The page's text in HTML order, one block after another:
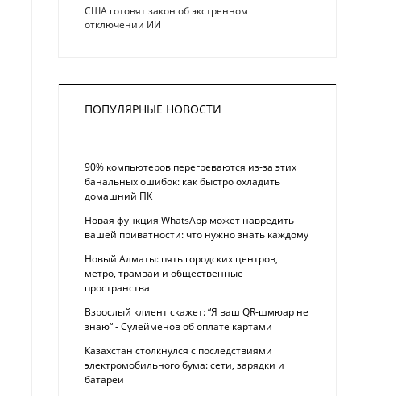
США готовят закон об экстренном
отключении ИИ
ПОПУЛЯРНЫЕ НОВОСТИ
90% компьютеров перегреваются из-за этих
банальных ошибок: как быстро охладить
домашний ПК
Новая функция WhatsApp может навредить
вашей приватности: что нужно знать каждому
Новый Алматы: пять городских центров,
метро, трамваи и общественные
пространства
Взрослый клиент скажет: “Я ваш QR-шмюар не
знаю“ - Сулейменов об оплате картами
Казахстан столкнулся с последствиями
электромобильного бума: сети, зарядки и
батареи